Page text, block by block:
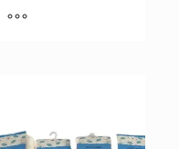
cantidad